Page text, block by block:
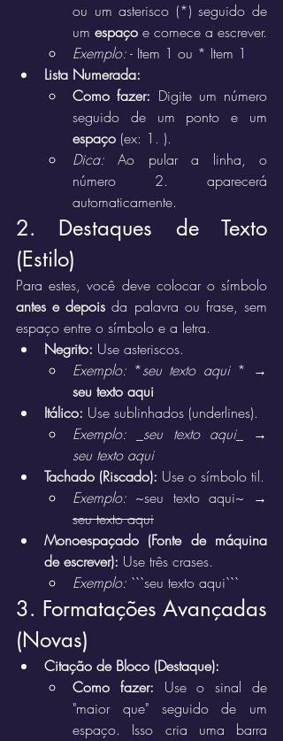
ou um asterisco (*) seguido de
um espaço e comece a escrever.
Exemplo: - Item 1 ou * Item 1
Lista Numerada:
Como fazer: Digite um número
espaço (ex: 1. ).
Dica: Ao pular a linha, o
número 2. aparecerá
automaticamente.
2. Destaques de Texto
(Estilo)
antes e depois da palavra ou frase, sem
espaço entre o símbolo e a letra.
Negrito: Use asteriscos.
Exemplo: *seu texto aqui
seu texto aqui
Itálico: Use sublinhados (underlines).
Exemplo:
seu texto aqui
seu texto aqui
Tachado (Riscado): Use o símbolo til.
Exemplo:
seu texto aqui
Monoespaçado (Fonte de máquina
de escrever): Use três crases.
Exemplo: ```seu texto aqui```
3. Formatações Avançadas
(Novas)
Citação de Bloco (Destaque):
Como fazer: Use o sinal de
"maior que" seguido de um
espaço. Isso cria uma barra